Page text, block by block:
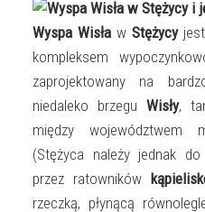
Wyspa Wisła w Stężycy
kompleksem
zaprojektowany na
niedaleko brzegu Wisły,
między województwem
(Stężyca należy jednak
przez ratowników
rzeczką, płynącą